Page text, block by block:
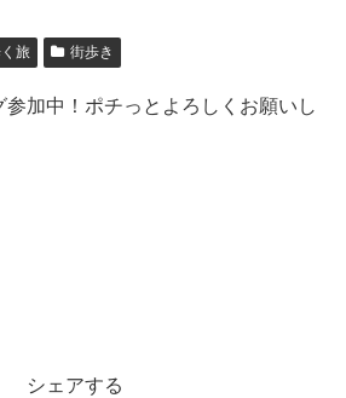
旅 街歩き
参加中！ポチっとよろしくお願いし
シェアする